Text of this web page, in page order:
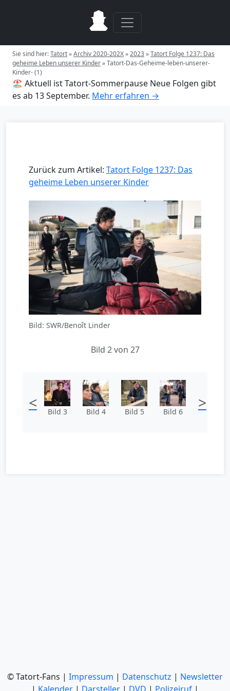
Sie sind hier:Tatort»Archiv 2020-202X»2023»Tatort Folge 1237: Das
geheime Leben unserer Kinder»Tatort-Das-Geheime-leben-unserer-
Kinder- (1)
🏖️ Aktuell ist Tatort-Sommerpause Neue Folgen gibt
es ab 13 September. Mehr erfahren →
Zurück zum Artikel: Tatort Folge 1237: Das
geheime Leben unserer Kinder
Bild: SWR/Benoît Linder
Bild 2 von 27
< Bild 3 Bild 4 Bild 5 Bild 6 >
© Tatort-Fans | Impressum | Datenschutz | Newsletter